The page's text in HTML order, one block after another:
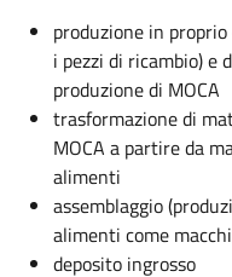
produzione in
i pezzi di ricambio) e
produzione di MOCA
trasformazione di
MOCA a partire da
alimenti
assemblaggio
alimenti come
deposito ingrosso